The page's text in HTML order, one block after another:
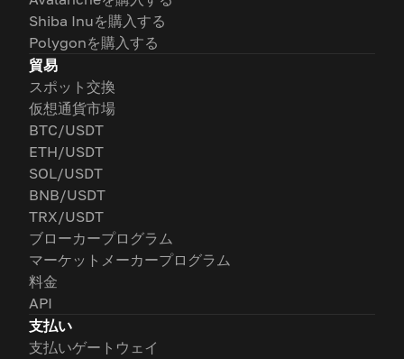
Shiba Inuを購入する
Polygonを購入する
貿易
スポット交換
仮想通貨市場
BTC/USDT
ETH/USDT
SOL/USDT
BNB/USDT
TRX/USDT
ブローカープログラム
マーケットメーカープログラム
料金
API
支払い
支払いゲートウェイ